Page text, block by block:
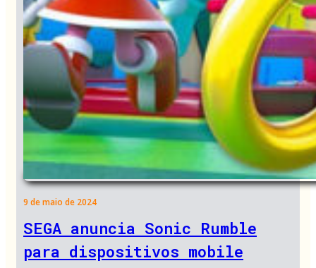
9 de maio de 2024
SEGA anuncia Sonic Rumble
para dispositivos mobile